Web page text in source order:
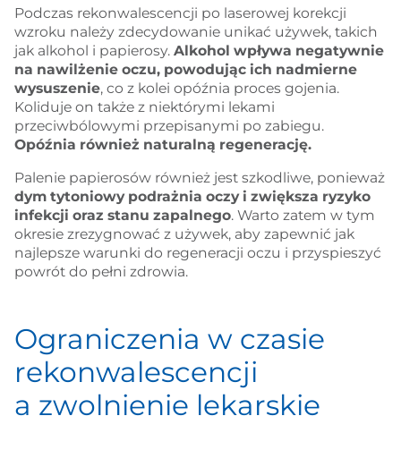
Podczas rekonwalescencji po laserowej korekcji
wzroku należy zdecydowanie unikać używek, takich
jak alkohol i papierosy. Alkohol wpływa negatywnie
na nawilżenie oczu, powodując ich nadmierne
wysuszenie, co z kolei opóźnia proces gojenia.
Koliduje on także z niektórymi lekami
przeciwbólowymi przepisanymi po zabiegu.
Opóźnia również naturalną regenerację.
Palenie papierosów również jest szkodliwe, ponieważ
dym tytoniowy podrażnia oczy i zwiększa ryzyko
infekcji oraz stanu zapalnego. Warto zatem w tym
okresie zrezygnować z używek, aby zapewnić jak
najlepsze warunki do regeneracji oczu i przyspieszyć
powrót do pełni zdrowia.
Ograniczenia w czasie
rekonwalescencji
a zwolnienie lekarskie